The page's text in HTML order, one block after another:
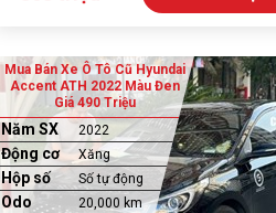
Mua Bán Xe Ô Tô Cũ Hyundai
Accent ATH 2022 Màu Đen
Giá 490 Triệu
Năm SX 2022
Động cơ Xăng
Hộp số Số tự động
Odo 20,000 km